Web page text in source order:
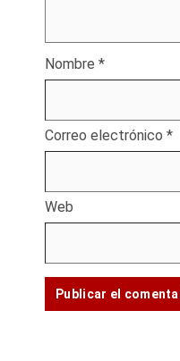
Nombre *
Correo electrónico *
Web